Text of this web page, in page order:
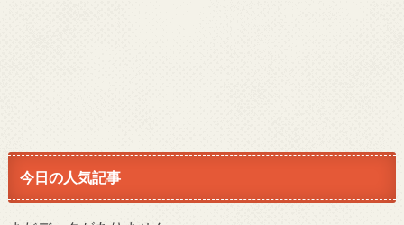
今日の人気記事